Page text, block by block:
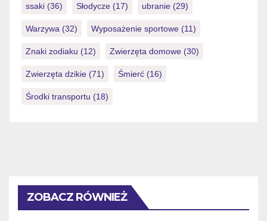
ssaki (36) Słodycze (17) ubranie (29)
Warzywa (32) Wyposażenie sportowe (11)
Znaki zodiaku (12) Zwierzęta domowe (30)
Zwierzęta dzikie (71) Śmierć (16)
Środki transportu (18)
ZOBACZ RÓWNIEŻ